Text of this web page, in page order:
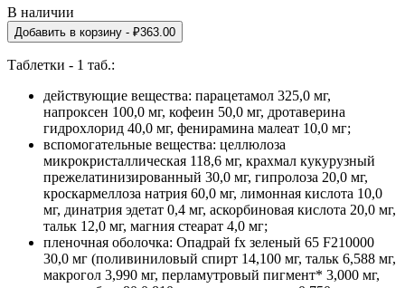
В наличии
Добавить в корзину - ₽363.00
Таблетки - 1 таб.:
действующие вещества: парацетамол 325,0 мг,
напроксен 100,0 мг, кофеин 50,0 мг, дротаверина
гидрохлорид 40,0 мг, фенирамина малеат 10,0 мг;
вспомогательные вещества: целлюлоза
микрокристаллическая 118,6 мг, крахмал кукурузный
прежелатинизированный 30,0 мг, гипролоза 20,0 мг,
кроскармеллоза натрия 60,0 мг, лимонная кислота 10,0
мг, динатрия эдетат 0,4 мг, аскорбиновая кислота 20,0 мг,
тальк 12,0 мг, магния стеарат 4,0 мг;
пленочная оболочка: Опадрай fx зеленый 65 F210000
30,0 мг (поливиниловый спирт 14,100 мг, тальк 6,588 мг,
макрогол 3,990 мг, перламутровый пигмент* 3,000 мг,